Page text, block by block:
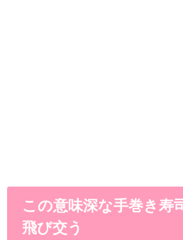
この意味深な手巻き寿
飛び交う